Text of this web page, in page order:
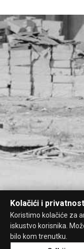
Kolačići i privatnost
Koristimo kolačiće za
iskustvo korisnika.
bilo kom trenutku.